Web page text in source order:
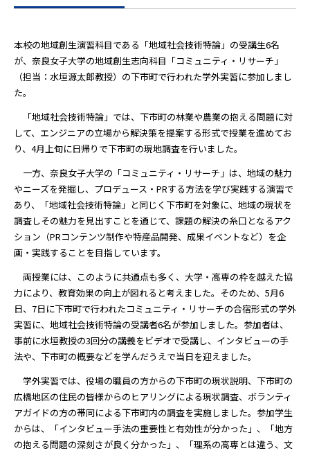
本校の地域創生演習科目である「地域社会技術特論」の受講生6名
が、奈良女子大学の地域創生志向科目「コミュニティ・リサーチ」
（担当：水垣源太郎教授）の下市町で行われた学外実習に参加しまし
た。
「地域社会技術特論」では、下市町の林業や農業の抱える問題に対
して、エンジニアの立場から解決策を提案する形式で授業を進めてお
り、4月上旬に日帰りで下市町の現地調査を行いました。
一方、奈良女子大学の「コミュニティ・リサーチ」は、地域の魅力
やニーズを発掘し、プロデュース・PRする方法を学び実践する演習で
あり、「地域社会技術特論」と同じく下市町を対象に、地域の現状を
調査しその魅力を見出すことを通じて、課題の解決の糸口となるアク
ション（PRコンテンツ制作や特産品開発、成果イベントなど）を企
画・実践することを目指しています。
両授業には、このように共通点も多く、大学・高専の枠を越えた協
力により、教育効果の向上が図れると考えました。そのため、5月6
日、7日に下市町で行われたコミュニティ・リサーチの合宿形式の学外
実習に、地域社会技術特論の受講者6名が参加しました。参加者は、
事前に水垣教授の3回分の講義をビデオで受講し、インタビューの手
法や、下市町の概要などを学んだうえで当日を迎えました。
学外実習では、役場の職員の方からの下市町の現状説明、下市町の
広橋地区の住民の皆様からのヒアリングによる現状調査、ボランティ
アガイドの方の帯同による下市町内の調査を実施しました。参加学生
からは、「インタビュー手法の重要性と有効性が分かった」、「地方
の抱える問題の深刻さが良く分かった」、「理系の高専とは違う、文